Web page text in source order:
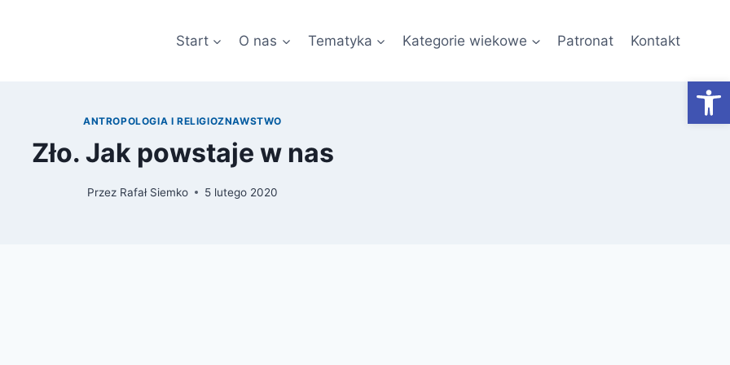
Start O nas Tematyka Kategorie wiekowe Patronat Kontakt
ANTROPOLOGIA I RELIGIOZNAWSTWO
Zło. Jak powstaje w nas
Przez Rafał Siemko 5 lutego 2020